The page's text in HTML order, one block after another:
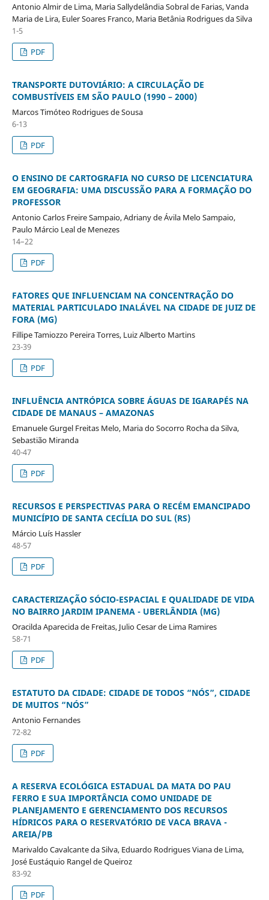
Antonio Almir de Lima, Maria Sallydelândia Sobral de Farias, Vanda
Maria de Lira, Euler Soares Franco, Maria Betânia Rodrigues da Silva
1-5
PDF
TRANSPORTE DUTOVIÁRIO: A CIRCULAÇÃO DE
COMBUSTÍVEIS EM SÃO PAULO (1990 – 2000)
Marcos Timóteo Rodrigues de Sousa
6-13
PDF
O ENSINO DE CARTOGRAFIA NO CURSO DE LICENCIATURA
EM GEOGRAFIA: UMA DISCUSSÃO PARA A FORMAÇÃO DO
PROFESSOR
Antonio Carlos Freire Sampaio, Adriany de Ávila Melo Sampaio,
Paulo Márcio Leal de Menezes
14–22
PDF
FATORES QUE INFLUENCIAM NA CONCENTRAÇÃO DO
MATERIAL PARTICULADO INALÁVEL NA CIDADE DE JUIZ DE
FORA (MG)
Fillipe Tamiozzo Pereira Torres, Luiz Alberto Martins
23-39
PDF
INFLUÊNCIA ANTRÓPICA SOBRE ÁGUAS DE IGARAPÉS NA
CIDADE DE MANAUS – AMAZONAS
Emanuele Gurgel Freitas Melo, Maria do Socorro Rocha da Silva,
Sebastião Miranda
40-47
PDF
RECURSOS E PERSPECTIVAS PARA O RECÉM EMANCIPADO
MUNICÍPIO DE SANTA CECÍLIA DO SUL (RS)
Márcio Luís Hassler
48-57
PDF
CARACTERIZAÇÃO SÓCIO-ESPACIAL E QUALIDADE DE VIDA
NO BAIRRO JARDIM IPANEMA - UBERLÂNDIA (MG)
Oracilda Aparecida de Freitas, Julio Cesar de Lima Ramires
58-71
PDF
ESTATUTO DA CIDADE: CIDADE DE TODOS “NÓS”, CIDADE
DE MUITOS “NÓS”
Antonio Fernandes
72-82
PDF
A RESERVA ECOLÓGICA ESTADUAL DA MATA DO PAU
FERRO E SUA IMPORTÂNCIA COMO UNIDADE DE
PLANEJAMENTO E GERENCIAMENTO DOS RECURSOS
HÍDRICOS PARA O RESERVATÓRIO DE VACA BRAVA -
AREIA/PB
Marivaldo Cavalcante da Silva, Eduardo Rodrigues Viana de Lima,
José Eustáquio Rangel de Queiroz
83-92
PDF